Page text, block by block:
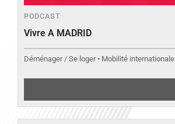
PODCAST
Vivre A MADRID
Déménager / Se loger • Mobilité internationale